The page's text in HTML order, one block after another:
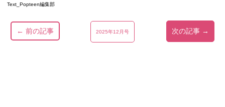
Text_Popteen編集部
← 前の記事 2025年12月号 次の記事 →